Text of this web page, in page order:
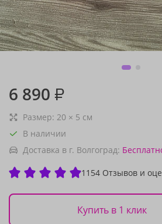
6 890 ₽
Размер: 20 × 5 см
В наличии
Доставка в г. Волгоград:
1154 Отзывов и
Купить в 1 клик